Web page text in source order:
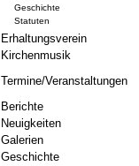
Geschichte
Statuten
Erhaltungsverein
Kirchenmusik
Termine/Veranstaltungen
Berichte
Neuigkeiten
Galerien
Geschichte